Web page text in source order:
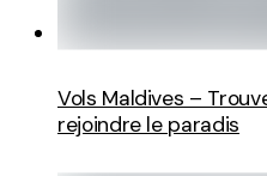
Vols Maldives –
rejoindre le paradis